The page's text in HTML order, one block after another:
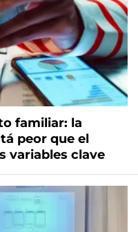
familiar: la
peor que el
variables clave